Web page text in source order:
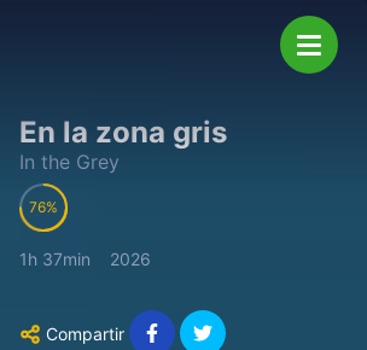
En la zona gris
In the Grey
76
1h 37min 2026
Compartir